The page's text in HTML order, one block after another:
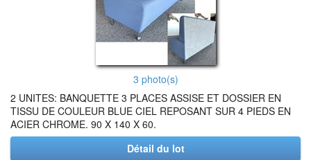
3 photo(s)
2 UNITES: BANQUETTE 3 PLACES ASSISE ET DOSSIER EN
TISSU DE COULEUR BLUE CIEL REPOSANT SUR 4 PIEDS EN
ACIER CHROME. 90 X 140 X 60.
Détail du lot